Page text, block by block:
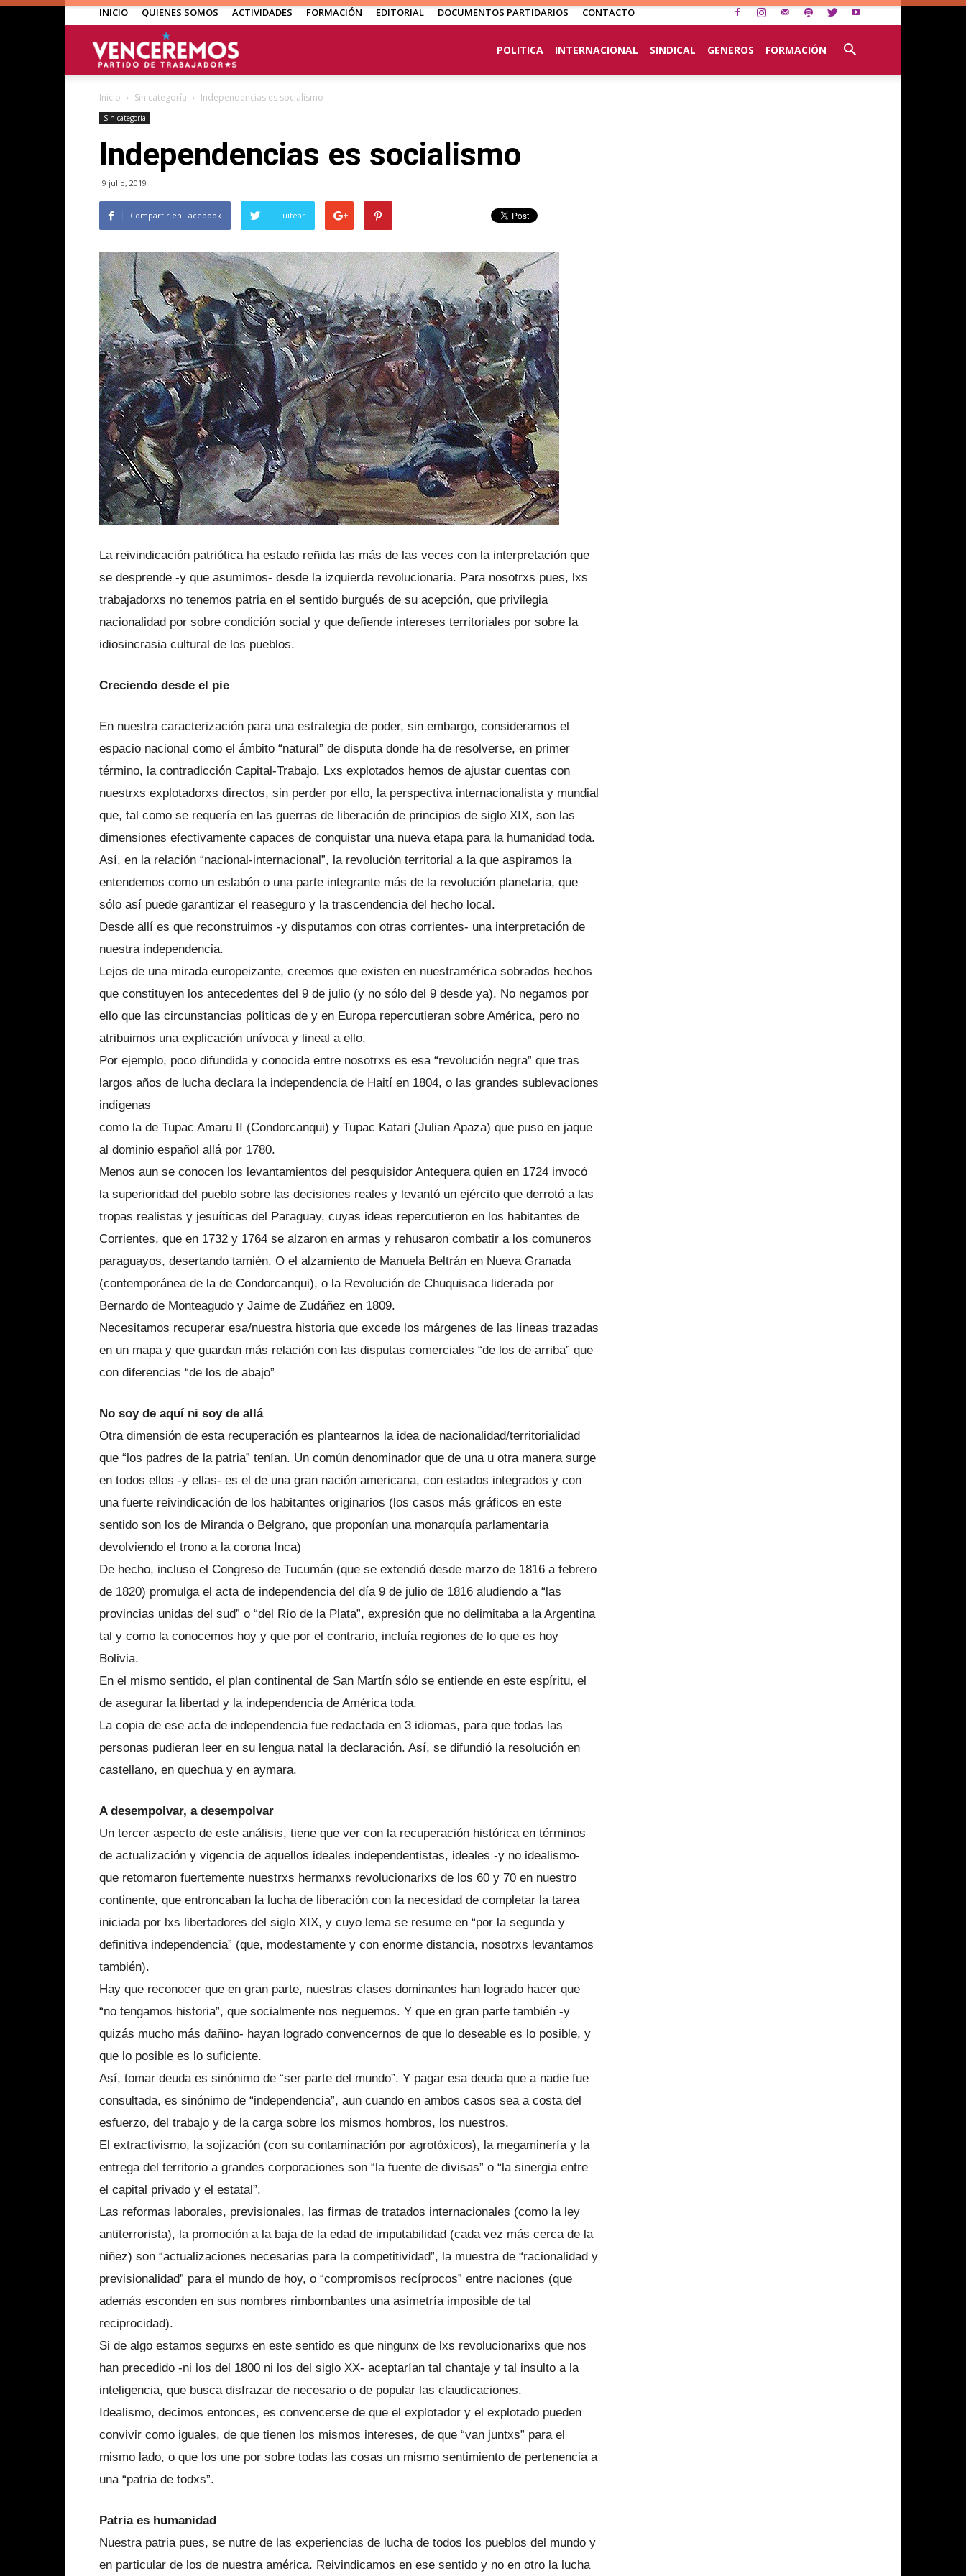
INICIO QUIENES SOMOS ACTIVIDADES FORMACIÓN EDITORIAL DOCUMENTOS PARTIDARIOS CONTACTO
POLITICA INTERNACIONAL SINDICAL GENEROS FORMACIÓN
Inicio Sin categoría Independencias es socialismo
Sin categoría
Independencias es socialismo
9 julio, 2019
Compartir en Facebook Tuitear
La reivindicación patriótica ha estado reñida las más de las veces con la interpretación que
se desprende -y que asumimos- desde la izquierda revolucionaria. Para nosotrxs pues, lxs
trabajadorxs no tenemos patria en el sentido burgués de su acepción, que privilegia
nacionalidad por sobre condición social y que defiende intereses territoriales por sobre la
idiosincrasia cultural de los pueblos.
Creciendo desde el pie
En nuestra caracterización para una estrategia de poder, sin embargo, consideramos el
espacio nacional como el ámbito “natural” de disputa donde ha de resolverse, en primer
término, la contradicción Capital-Trabajo. Lxs explotados hemos de ajustar cuentas con
nuestrxs explotadorxs directos, sin perder por ello, la perspectiva internacionalista y mundial
que, tal como se requería en las guerras de liberación de principios de siglo XIX, son las
dimensiones efectivamente capaces de conquistar una nueva etapa para la humanidad toda.
Así, en la relación “nacional-internacional”, la revolución territorial a la que aspiramos la
entendemos como un eslabón o una parte integrante más de la revolución planetaria, que
sólo así puede garantizar el reaseguro y la trascendencia del hecho local.
Desde allí es que reconstruimos -y disputamos con otras corrientes- una interpretación de
nuestra independencia.
Lejos de una mirada europeizante, creemos que existen en nuestramérica sobrados hechos
que constituyen los antecedentes del 9 de julio (y no sólo del 9 desde ya). No negamos por
ello que las circunstancias políticas de y en Europa repercutieran sobre América, pero no
atribuimos una explicación unívoca y lineal a ello.
Por ejemplo, poco difundida y conocida entre nosotrxs es esa “revolución negra” que tras
largos años de lucha declara la independencia de Haití en 1804, o las grandes sublevaciones
indígenas
como la de Tupac Amaru II (Condorcanqui) y Tupac Katari (Julian Apaza) que puso en jaque
al dominio español allá por 1780.
Menos aun se conocen los levantamientos del pesquisidor Antequera quien en 1724 invocó
la superioridad del pueblo sobre las decisiones reales y levantó un ejército que derrotó a las
tropas realistas y jesuíticas del Paraguay, cuyas ideas repercutieron en los habitantes de
Corrientes, que en 1732 y 1764 se alzaron en armas y rehusaron combatir a los comuneros
paraguayos, desertando tamién. O el alzamiento de Manuela Beltrán en Nueva Granada
(contemporánea de la de Condorcanqui), o la Revolución de Chuquisaca liderada por
Bernardo de Monteagudo y Jaime de Zudáñez en 1809.
Necesitamos recuperar esa/nuestra historia que excede los márgenes de las líneas trazadas
en un mapa y que guardan más relación con las disputas comerciales “de los de arriba” que
con diferencias “de los de abajo”
No soy de aquí ni soy de allá
Otra dimensión de esta recuperación es plantearnos la idea de nacionalidad/territorialidad
que “los padres de la patria” tenían. Un común denominador que de una u otra manera surge
en todos ellos -y ellas- es el de una gran nación americana, con estados integrados y con
una fuerte reivindicación de los habitantes originarios (los casos más gráficos en este
sentido son los de Miranda o Belgrano, que proponían una monarquía parlamentaria
devolviendo el trono a la corona Inca)
De hecho, incluso el Congreso de Tucumán (que se extendió desde marzo de 1816 a febrero
de 1820) promulga el acta de independencia del día 9 de julio de 1816 aludiendo a “las
provincias unidas del sud” o “del Río de la Plata”, expresión que no delimitaba a la Argentina
tal y como la conocemos hoy y que por el contrario, incluía regiones de lo que es hoy
Bolivia.
En el mismo sentido, el plan continental de San Martín sólo se entiende en este espíritu, el
de asegurar la libertad y la independencia de América toda.
La copia de ese acta de independencia fue redactada en 3 idiomas, para que todas las
personas pudieran leer en su lengua natal la declaración. Así, se difundió la resolución en
castellano, en quechua y en aymara.
A desempolvar, a desempolvar
Un tercer aspecto de este análisis, tiene que ver con la recuperación histórica en términos
de actualización y vigencia de aquellos ideales independentistas, ideales -y no idealismo-
que retomaron fuertemente nuestrxs hermanxs revolucionarixs de los 60 y 70 en nuestro
continente, que entroncaban la lucha de liberación con la necesidad de completar la tarea
iniciada por lxs libertadores del siglo XIX, y cuyo lema se resume en “por la segunda y
definitiva independencia” (que, modestamente y con enorme distancia, nosotrxs levantamos
también).
Hay que reconocer que en gran parte, nuestras clases dominantes han logrado hacer que
“no tengamos historia”, que socialmente nos neguemos. Y que en gran parte también -y
quizás mucho más dañino- hayan logrado convencernos de que lo deseable es lo posible, y
que lo posible es lo suficiente.
Así, tomar deuda es sinónimo de “ser parte del mundo”. Y pagar esa deuda que a nadie fue
consultada, es sinónimo de “independencia”, aun cuando en ambos casos sea a costa del
esfuerzo, del trabajo y de la carga sobre los mismos hombros, los nuestros.
El extractivismo, la sojización (con su contaminación por agrotóxicos), la megaminería y la
entrega del territorio a grandes corporaciones son “la fuente de divisas” o “la sinergia entre
el capital privado y el estatal”.
Las reformas laborales, previsionales, las firmas de tratados internacionales (como la ley
antiterrorista), la promoción a la baja de la edad de imputabilidad (cada vez más cerca de la
niñez) son “actualizaciones necesarias para la competitividad”, la muestra de “racionalidad y
previsionalidad” para el mundo de hoy, o “compromisos recíprocos” entre naciones (que
además esconden en sus nombres rimbombantes una asimetría imposible de tal
reciprocidad).
Si de algo estamos segurxs en este sentido es que ningunx de lxs revolucionarixs que nos
han precedido -ni los del 1800 ni los del siglo XX- aceptarían tal chantaje y tal insulto a la
inteligencia, que busca disfrazar de necesario o de popular las claudicaciones.
Idealismo, decimos entonces, es convencerse de que el explotador y el explotado pueden
convivir como iguales, de que tienen los mismos intereses, de que “van juntxs” para el
mismo lado, o que los une por sobre todas las cosas un mismo sentimiento de pertenencia a
una “patria de todxs”.
Patria es humanidad
Nuestra patria pues, se nutre de las experiencias de lucha de todos los pueblos del mundo y
en particular de los de nuestra américa. Reivindicamos en ese sentido y no en otro la lucha